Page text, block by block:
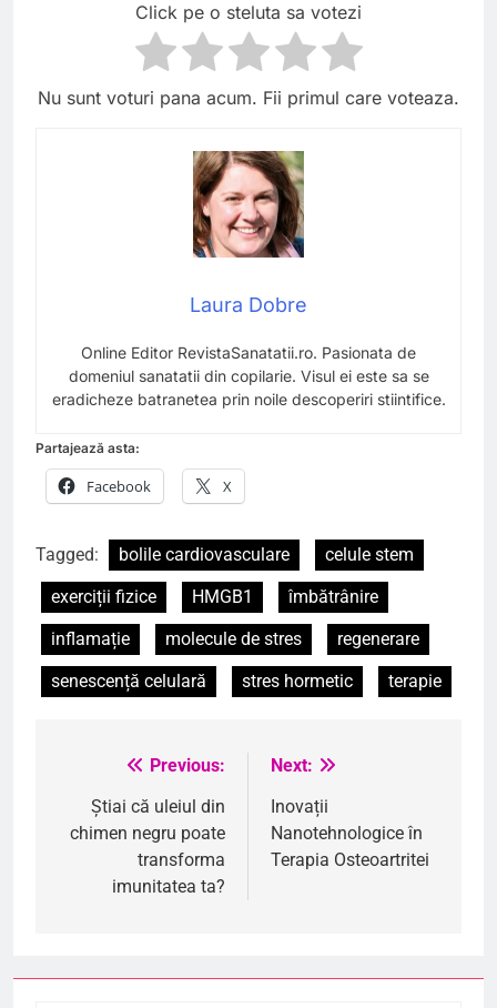
Click pe o steluta sa votezi
Nu sunt voturi pana acum. Fii primul care voteaza.
Laura Dobre
Online Editor RevistaSanatatii.ro. Pasionata de
domeniul sanatatii din copilarie. Visul ei este sa se
eradicheze batranetea prin noile descoperiri stiintifice.
Partajează asta:
Facebook X
Tagged: bolile cardiovasculare
celule stem
exerciții fizice
HMGB1
îmbătrânire
inflamație
molecule de stres
regenerare
senescență celulară
stres hormetic terapie
Navigare
articole
Previous:
Știai că uleiul din
chimen negru poate
transforma
imunitatea ta?
Next:
Inovații
Nanotehnologice în
Terapia Osteoartritei